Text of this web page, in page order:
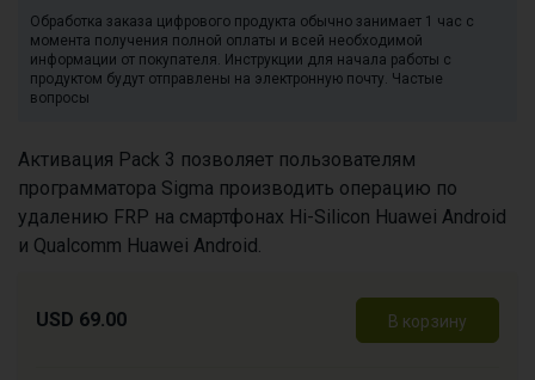
Обработка заказа цифрового продукта обычно занимает 1 час с
момента получения полной оплаты и всей необходимой
информации от покупателя. Инструкции для начала работы с
продуктом будут отправлены на электронную почту. Частые
вопросы
Активация Pack 3 позволяет пользователям
программатора Sigma производить операцию по
удалению FRP на смартфонах Hi-Silicon Huawei Android
и Qualcomm Huawei Android.
USD 69.00 В корзину